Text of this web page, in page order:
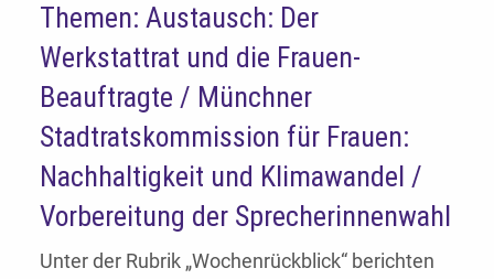
Themen: Austausch: Der
Werkstattrat und die Frauen-
Beauftragte / Münchner
Stadtratskommission für Frauen:
Nachhaltigkeit und Klimawandel /
Vorbereitung der Sprecherinnenwahl
Unter der Rubrik „Wochenrückblick“ berichten